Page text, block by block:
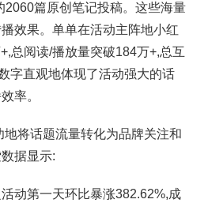
2060篇原创笔记投稿。这些海量
效果。单单在活动主阵地小红
总阅读/播放量突破184万+,总互
字直观地体现了活动强大的话
率。
地将话题流量转化为品牌关注和
据显示:
动第一天环比暴涨382.62%,成